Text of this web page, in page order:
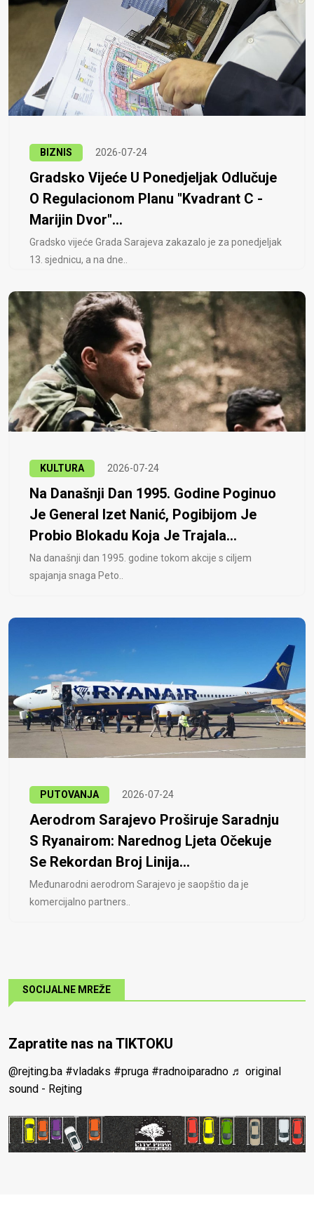
BIZNIS 2026-07-24
Gradsko Vijeće U Ponedjeljak Odlučuje
O Regulacionom Planu "Kvadrant C -
Marijin Dvor"...
Gradsko vijeće Grada Sarajeva zakazalo je za ponedjeljak
13. sjednicu, a na dne..
KULTURA 2026-07-24
Na Današnji Dan 1995. Godine Poginuo
Je General Izet Nanić, Pogibijom Je
Probio Blokadu Koja Je Trajala...
Na današnji dan 1995. godine tokom akcije s ciljem
spajanja snaga Peto..
PUTOVANJA 2026-07-24
Aerodrom Sarajevo Proširuje Saradnju
S Ryanairom: Narednog Ljeta Očekuje
Se Rekordan Broj Linija...
Međunarodni aerodrom Sarajevo je saopštio da je
komercijalno partners..
SOCIJALNE MREŽE
Zapratite nas na TIKTOKU
@rejting.ba #vladaks #pruga #radnoiparadno ♬ original
sound - Rejting